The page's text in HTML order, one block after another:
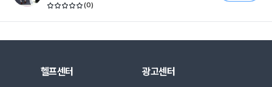
(0)
헬프센터 광고센터